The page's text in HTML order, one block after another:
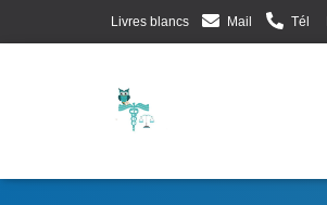
Livres blancs Mail Tél